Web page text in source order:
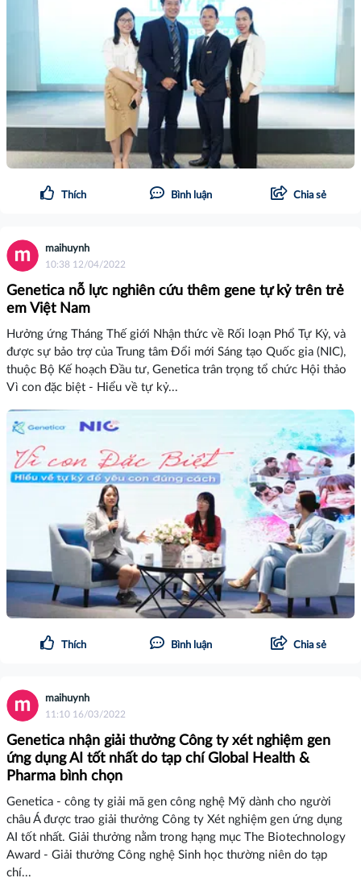
Thích Bình luận Chia sẻ
maihuynh
10:38 12/04/2022
Genetica nỗ lực nghiên cứu thêm gene tự kỷ trên trẻ
em Việt Nam
Hưởng ứng Tháng Thế giới Nhận thức về Rối loạn Phổ Tự Kỷ, và
được sự bảo trợ của Trung tâm Đổi mới Sáng tạo Quốc gia (NIC),
thuộc Bộ Kế hoạch Đầu tư, Genetica trân trọng tổ chức Hội thảo
Vì con đặc biệt - Hiểu về tự kỷ...
Thích Bình luận Chia sẻ
maihuynh
11:10 16/03/2022
Genetica nhận giải thưởng Công ty xét nghiệm gen
ứng dụng AI tốt nhất do tạp chí Global Health &
Pharma bình chọn
Genetica - công ty giải mã gen công nghệ Mỹ dành cho người
châu Á được trao giải thưởng Công ty Xét nghiệm gen ứng dụng
AI tốt nhất. Giải thưởng nằm trong hạng mục The Biotechnology
Award - Giải thưởng Công nghệ Sinh học thường niên do tạp
chí...